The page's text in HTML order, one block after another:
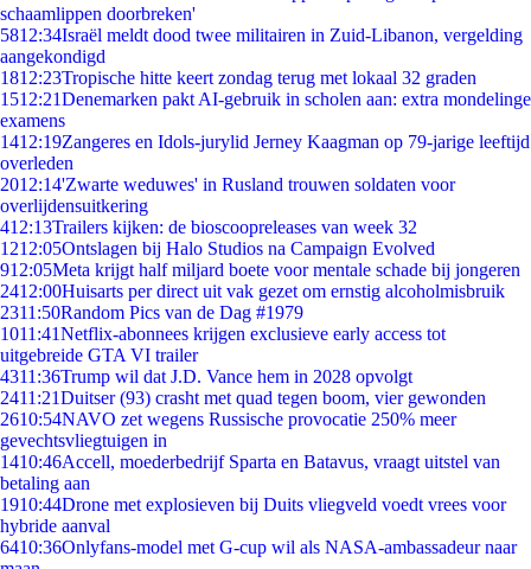
schaamlippen doorbreken'
5812:34Israël meldt dood twee militairen in Zuid-Libanon, vergelding
aangekondigd
1812:23Tropische hitte keert zondag terug met lokaal 32 graden
1512:21Denemarken pakt AI-gebruik in scholen aan: extra mondelinge
examens
1412:19Zangeres en Idols-jurylid Jerney Kaagman op 79-jarige leeftijd
overleden
2012:14'Zwarte weduwes' in Rusland trouwen soldaten voor
overlijdensuitkering
412:13Trailers kijken: de bioscoopreleases van week 32
1212:05Ontslagen bij Halo Studios na Campaign Evolved
912:05Meta krijgt half miljard boete voor mentale schade bij jongeren
2412:00Huisarts per direct uit vak gezet om ernstig alcoholmisbruik
2311:50Random Pics van de Dag #1979
1011:41Netflix-abonnees krijgen exclusieve early access tot
uitgebreide GTA VI trailer
4311:36Trump wil dat J.D. Vance hem in 2028 opvolgt
2411:21Duitser (93) crasht met quad tegen boom, vier gewonden
2610:54NAVO zet wegens Russische provocatie 250% meer
gevechtsvliegtuigen in
1410:46Accell, moederbedrijf Sparta en Batavus, vraagt uitstel van
betaling aan
1910:44Drone met explosieven bij Duits vliegveld voedt vrees voor
hybride aanval
6410:36Onlyfans-model met G-cup wil als NASA-ambassadeur naar